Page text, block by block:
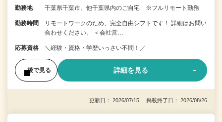
勤務地 千葉県千葉市、他千葉県内のご自宅 ※フルリモート勤務
勤務時間
リモートワークのため、完全自由シフトです！ 詳細はお問い
合わせください。 ＜会社営…
応募資格 ＼経験・資格・学歴いっさい不問！／
後で見る 詳細を見る
更新日： 2026/07/15 掲載終了日： 2026/08/26